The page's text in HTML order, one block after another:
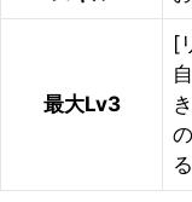
最大Lv3
[